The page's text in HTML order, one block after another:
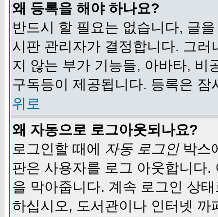
왜 등록을 해야 하나요?
반드시 할 필요는 없습니다, 글
시판 관리자가 결정합니다. 그
지 않는 부가 기능들, 아바타, 비
구독등이 제공됩니다. 등록은
위로
왜 자동으로 로그아웃되나요?
로그인할 때에 자동 로그인박스
판은 사용자를 로그 아웃합니다
을 막아줍니다. 계속 로그인 상
하십시오, 도서관이나 인터넷